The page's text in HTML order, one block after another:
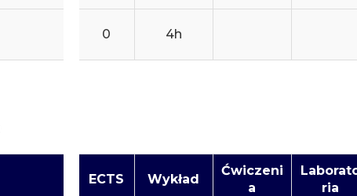
0 4h
ECTS Wykład
Ćwiczeni
a
ria